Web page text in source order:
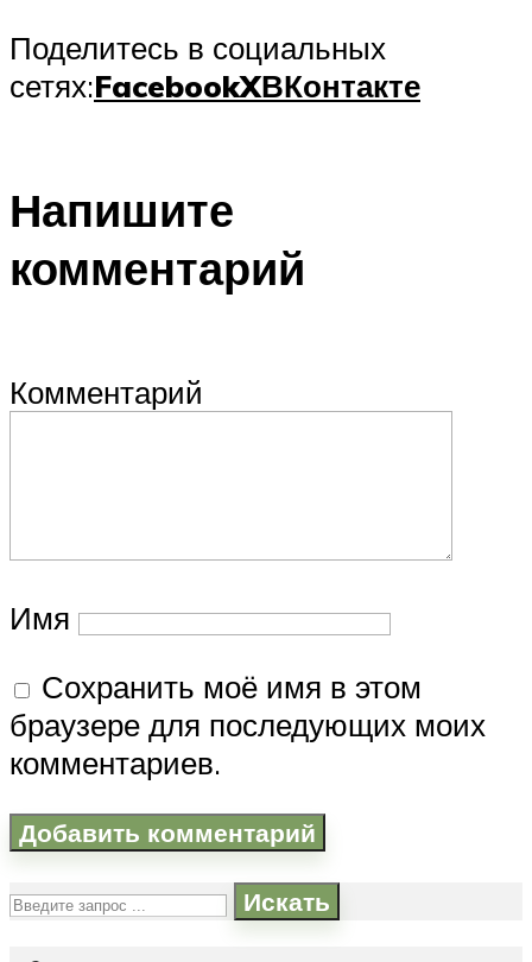
Поделитесь в социальных
сетях:FacebookXВКонтакте
Напишите
комментарий
Комментарий
Имя
Сохранить моё имя в этом
браузере для последующих моих
комментариев.
Искать